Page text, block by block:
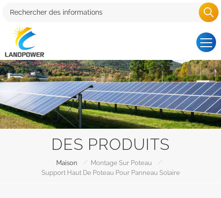
DES PRODUITS
Maison / Montage Sur Poteau
/
Support Haut De Poteau Pour Panneau Solaire